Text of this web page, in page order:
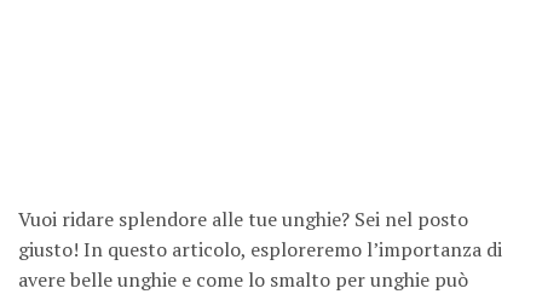
Vuoi ridare splendore alle tue unghie? Sei nel posto
giusto! In questo articolo, esploreremo l’importanza di
avere belle unghie e come lo smalto per unghie può